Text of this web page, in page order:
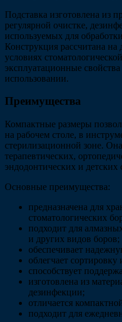
Подставка изготовлена из
регулярной очистке,
используемых для
Конструкция рассчитана
условиях
эксплуатационные
использовании.
Преимущества
Компактные размеры
на рабочем столе, в
стерилизационной зоне.
терапевтических,
эндодонтических и детских
Основные преимущества:
предназначена для
стоматологических
подходит для
и других видов боров;
обеспечивает
облегчает
способствует
изготовлена из
дезинфекции;
отличается
подходит для